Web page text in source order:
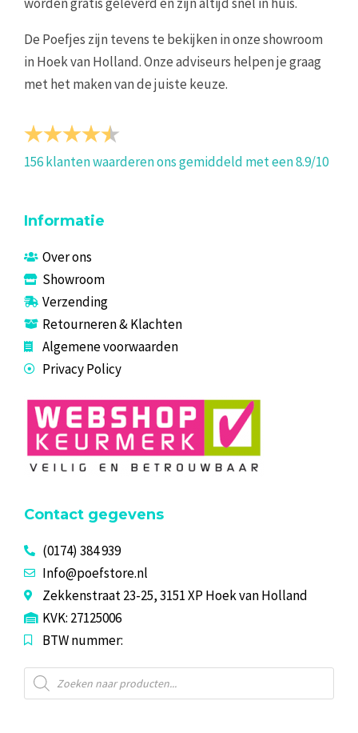
De Poefjes zijn tevens te bekijken in onze showroom
in Hoek van Holland. Onze adviseurs helpen je graag
met het maken van de juiste keuze.
156klanten waarderen ons gemiddeld met een8.9/10
Informatie
Over ons
Showroom
Verzending
Retourneren & Klachten
Algemene voorwaarden
Privacy Policy
Contact gegevens
(0174) 384 939
Info@poefstore.nl
Zekkenstraat 23-25, 3151 XP Hoek van Holland
KVK: 27125006
BTW nummer:
Producten
zoeken